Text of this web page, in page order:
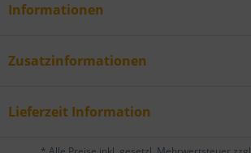
Informationen
Zusatzinformationen
Lieferzeit Information